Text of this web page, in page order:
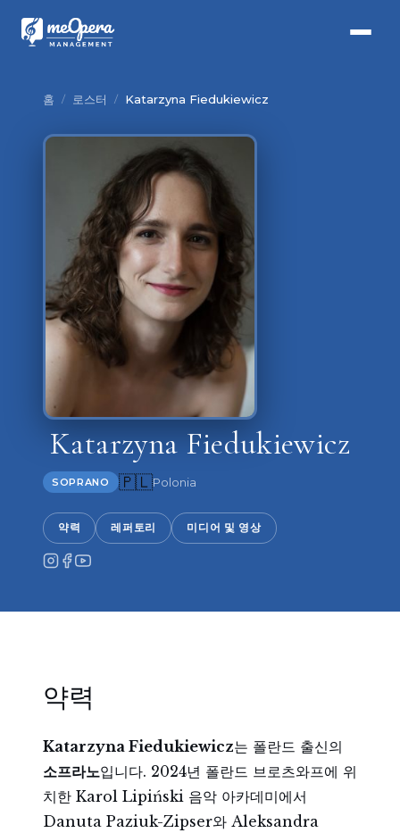
홈 / 로스터 / Katarzyna Fiedukiewicz
Katarzyna Fiedukiewicz
SOPRANO 🇵🇱Polonia
약력 레퍼토리 미디어 및 영상
약력
Katarzyna Fiedukiewicz는 폴란드 출신의
소프라노입니다. 2024년 폴란드 브로츠와프에 위
치한 Karol Lipiński 음악 아카데미에서
Danuta Paziuk-Zipser와 Aleksandra